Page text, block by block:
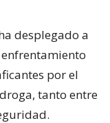
desplegado a
por el
tanto entre